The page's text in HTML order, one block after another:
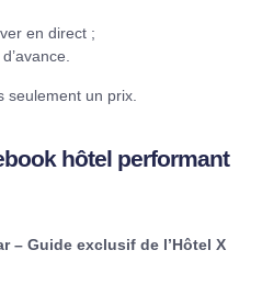
en direct ;
seulement un prix.
hôtel performant
– Guide exclusif de l’Hôtel X